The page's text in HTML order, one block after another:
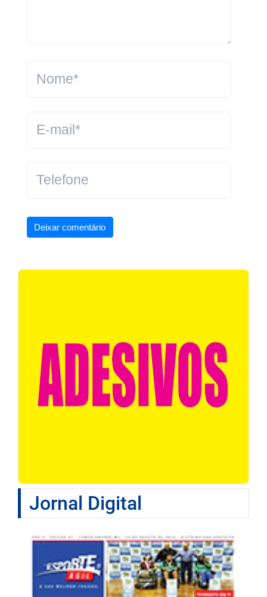
Deixar comentário
Jornal Digital